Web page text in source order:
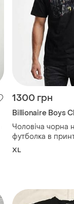
1300 грн
Billionaire Boys
Чоловіча чорна
футболка в
boys club
XL